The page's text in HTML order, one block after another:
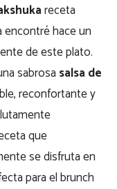
receta
hace un
de este plato.
sabrosa salsa de
reconfortante y
que
se disfruta en
para el brunch